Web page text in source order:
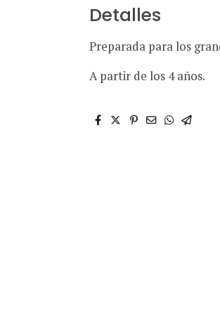
Detalles
Preparada para los
A partir de los 4 años.